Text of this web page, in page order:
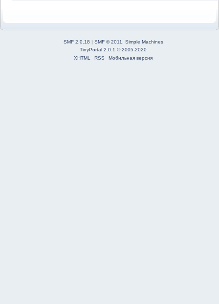
SMF 2.0.18 | SMF © 2011, Simple Machines
TinyPortal 2.0.1 ©2005-2020
XHTML
RSS Мобильная версия